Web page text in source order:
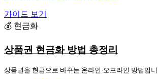
가이드 보기
💰 현금화
상품권 현금화 방법 총정리
상품권을 현금으로 바꾸는 온라인·오프라인 방법입